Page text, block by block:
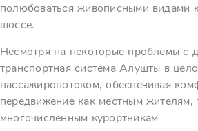
полюбоваться живописными видами
шоссе.
Несмотря на некоторые проблемы с
транспортная система Алушты в
пассажиропотоком, обеспечивая
передвижение как местным жителям,
многочисленным курортникам